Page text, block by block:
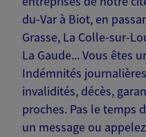
du-Var à Biot, en
Grasse, La Colle-sur-
La Gaude... Vous êtes
Indémnités
invalidités, décès,
proches. Pas le temps
un message ou